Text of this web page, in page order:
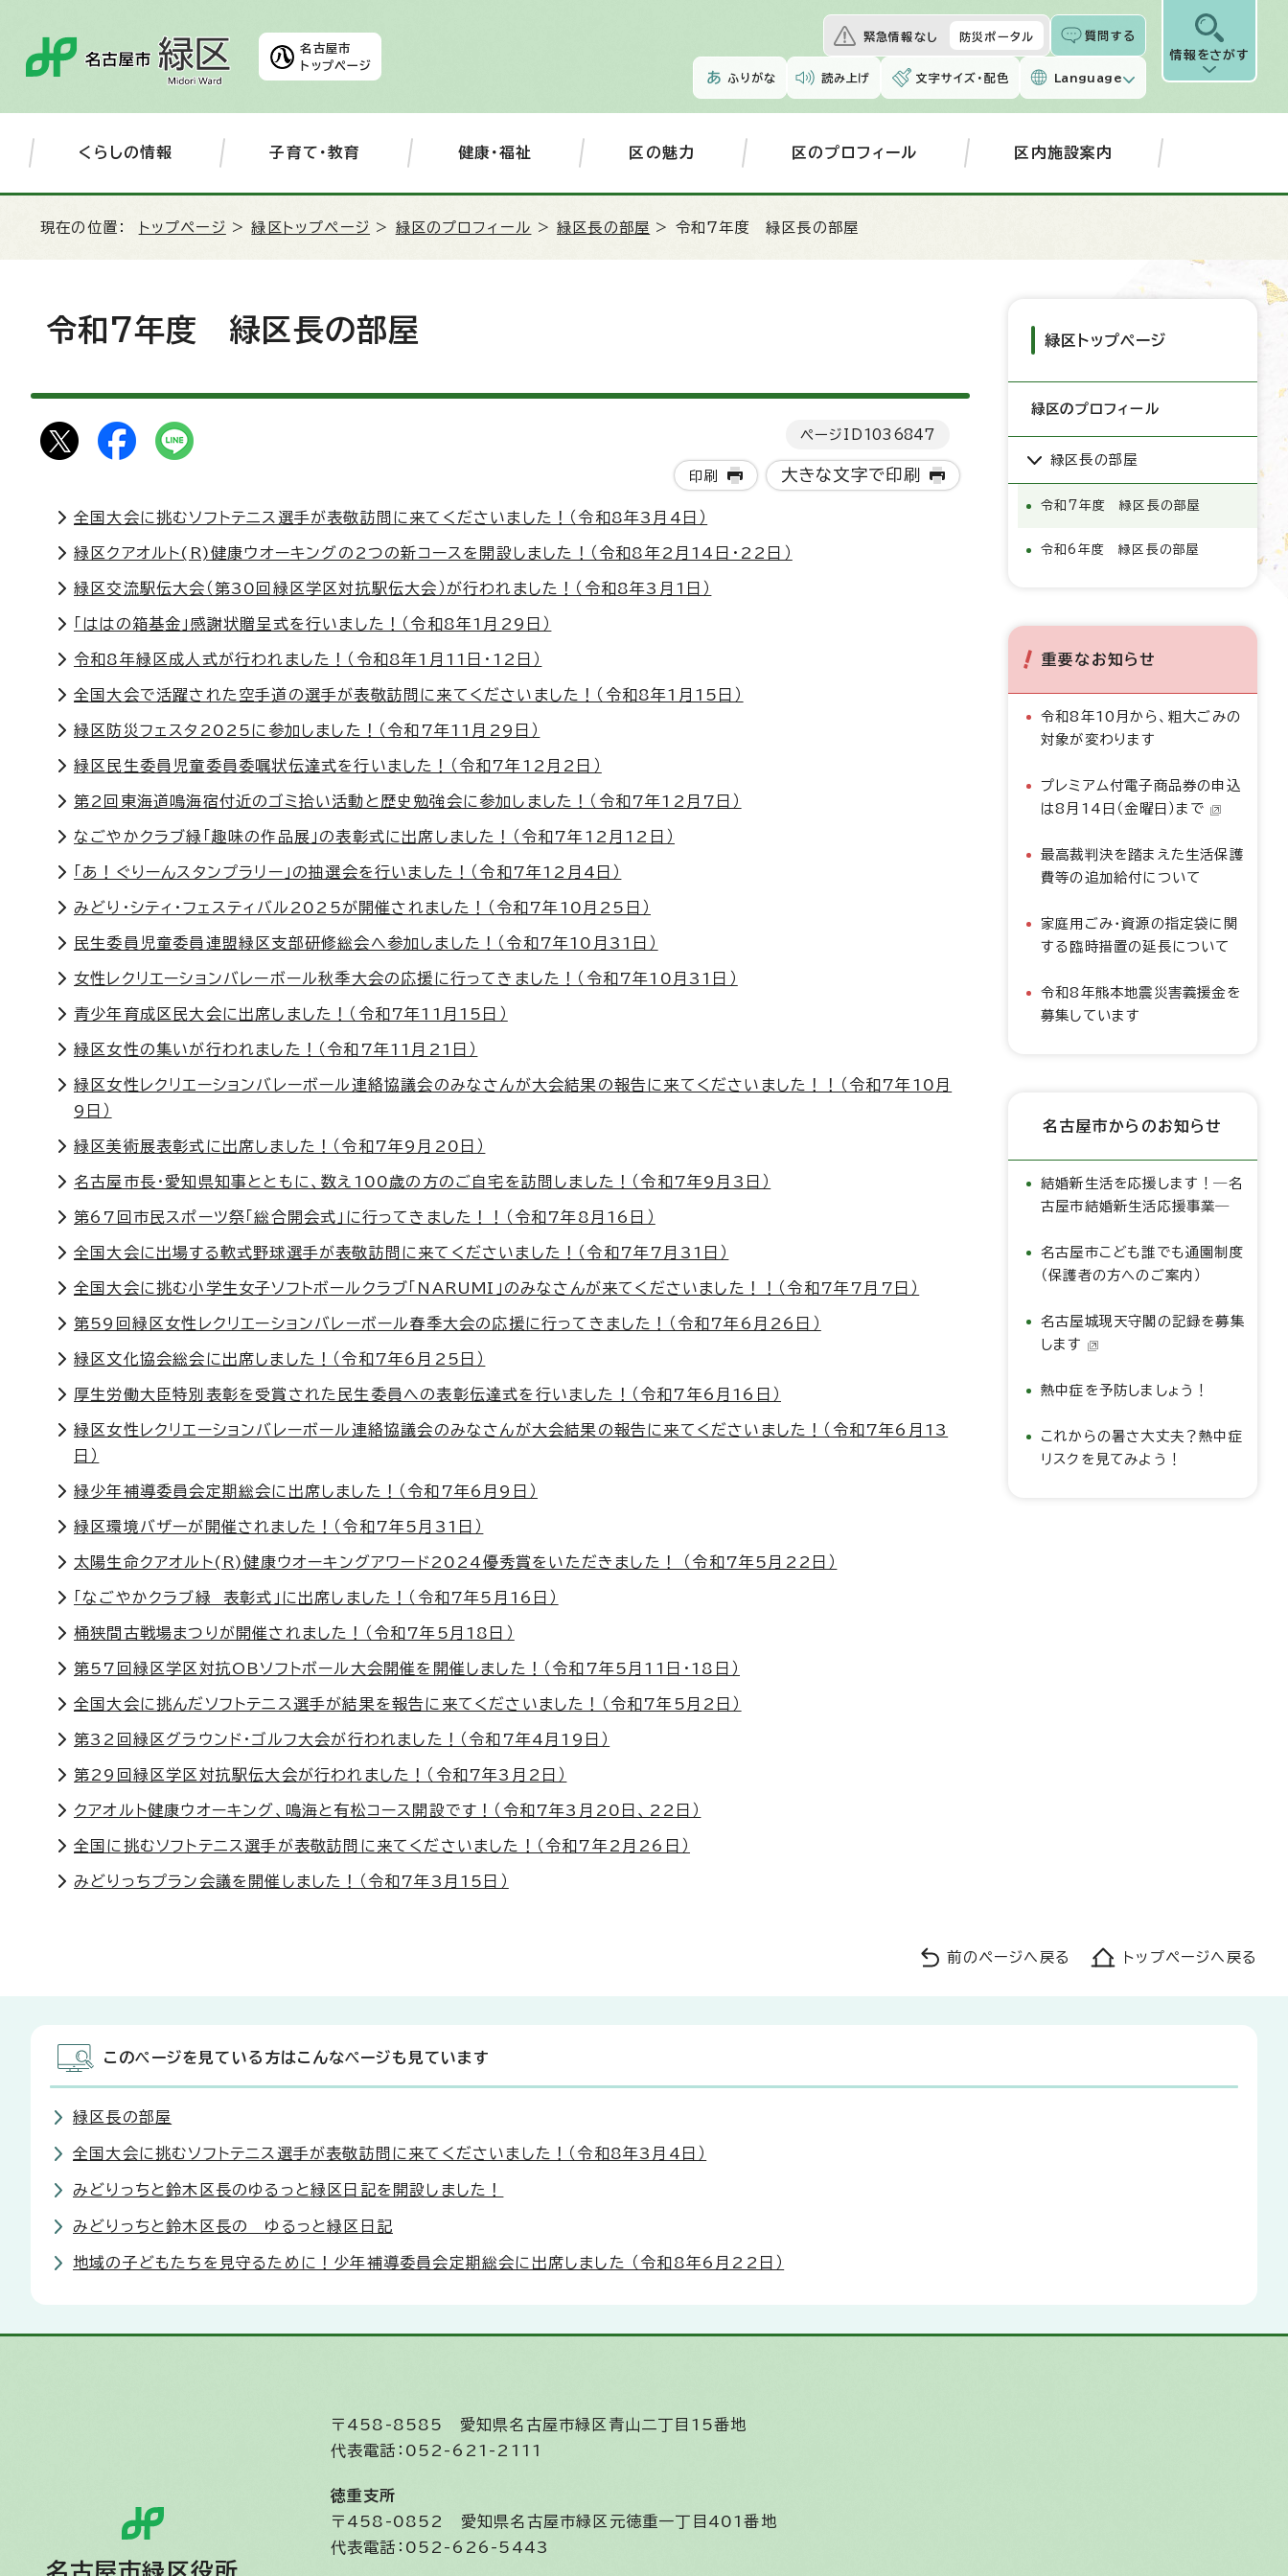
名古屋市
トップページ
緊急情報なし 防災ポータル 質問する
ふりがな 読み上げ 文字サイズ・配色 Language
情報をさがす
くらしの情報 子育て・教育 健康・福祉 区の魅力 区のプロフィール 区内施設案内
現在の位置： トップページ >緑区トップページ > 緑区のプロフィール >緑区長の部屋 > 令和7年度 緑区長の部屋
令和7年度 緑区長の部屋
ページID 1036847
印刷 大きな文字で印刷
全国大会に挑むソフトテニス選手が表敬訪問に来てくださいました！（令和8年3月4日）
緑区クアオルト(R)健康ウオーキングの2つの新コースを開設しました！（令和8年2月14日・22日）
緑区交流駅伝大会（第30回緑区学区対抗駅伝大会）が行われました！（令和8年3月1日）
「ははの箱基金」感謝状贈呈式を行いました！（令和8年1月29日）
令和8年緑区成人式が行われました！（令和8年1月11日・12日）
全国大会で活躍された空手道の選手が表敬訪問に来てくださいました！（令和8年1月15日）
緑区防災フェスタ2025に参加しました！（令和7年11月29日）
緑区民生委員児童委員委嘱状伝達式を行いました！（令和7年12月2日）
第2回東海道鳴海宿付近のゴミ拾い活動と歴史勉強会に参加しました！（令和7年12月7日）
なごやかクラブ緑「趣味の作品展」の表彰式に出席しました！（令和7年12月12日）
「あ！ぐりーんスタンプラリー」の抽選会を行いました！（令和7年12月4日）
みどり・シティ・フェスティバル2025が開催されました！（令和7年10月25日）
民生委員児童委員連盟緑区支部研修総会へ参加しました！（令和7年10月31日）
女性レクリエーションバレーボール秋季大会の応援に行ってきました！（令和7年10月31日）
青少年育成区民大会に出席しました！（令和7年11月15日）
緑区女性の集いが行われました！（令和7年11月21日）
緑区女性レクリエーションバレーボール連絡協議会のみなさんが大会結果の報告に来てくださいました！！（令和7年10月
9日）
緑区美術展表彰式に出席しました！（令和7年9月20日）
名古屋市長・愛知県知事とともに、数え100歳の方のご自宅を訪問しました！（令和7年9月3日）
第67回市民スポーツ祭「総合開会式」に行ってきました！！（令和7年8月16日）
全国大会に出場する軟式野球選手が表敬訪問に来てくださいました！（令和7年7月31日）
全国大会に挑む小学生女子ソフトボールクラブ「NARUMI」のみなさんが来てくださいました！！（令和7年7月7日）
第59回緑区女性レクリエーションバレーボール春季大会の応援に行ってきました！（令和7年6月26日）
緑区文化協会総会に出席しました！（令和7年6月25日）
厚生労働大臣特別表彰を受賞された民生委員への表彰伝達式を行いました！（令和7年6月16日）
緑区女性レクリエーションバレーボール連絡協議会のみなさんが大会結果の報告に来てくださいました！（令和7年6月13
日）
緑少年補導委員会定期総会に出席しました！（令和7年6月9日）
緑区環境バザーが開催されました！（令和7年5月31日）
太陽生命クアオルト(R)健康ウオーキングアワード2024優秀賞をいただきました！ （令和7年5月22日）
「なごやかクラブ緑 表彰式」に出席しました！（令和7年5月16日）
桶狭間古戦場まつりが開催されました！（令和7年5月18日）
第57回緑区学区対抗OBソフトボール大会開催を開催しました！（令和7年5月11日・18日）
全国大会に挑んだソフトテニス選手が結果を報告に来てくださいました！（令和7年5月2日）
第32回緑区グラウンド・ゴルフ大会が行われました！（令和7年4月19日）
第29回緑区学区対抗駅伝大会が行われました！（令和7年3月2日）
クアオルト健康ウオーキング、鳴海と有松コース開設です！（令和7年3月20日、22日）
全国に挑むソフトテニス選手が表敬訪問に来てくださいました！（令和7年2月26日）
みどりっちプラン会議を開催しました！（令和7年3月15日）
緑区トップページ
緑区のプロフィール
緑区長の部屋
令和7年度 緑区長の部屋
令和6年度 緑区長の部屋
重要なお知らせ
令和8年10月から、粗大ごみの
対象が変わります
プレミアム付電子商品券の申込
は8月14日（金曜日）まで
最高裁判決を踏まえた生活保護
費等の追加給付について
家庭用ごみ・資源の指定袋に関
する臨時措置の延長について
令和8年熊本地震災害義援金を
募集しています
名古屋市からのお知らせ
結婚新生活を応援します！―名
古屋市結婚新生活応援事業―
名古屋市こども誰でも通園制度
（保護者の方へのご案内）
名古屋城現天守閣の記録を募集
します
熱中症を予防しましょう！
これからの暑さ大丈夫？熱中症
リスクを見てみよう！
前のページへ戻る トップページへ戻る
このページを見ている方はこんなページも見ています
緑区長の部屋
全国大会に挑むソフトテニス選手が表敬訪問に来てくださいました！（令和8年3月4日）
みどりっちと鈴木区長のゆるっと緑区日記を開設しました！
みどりっちと鈴木区長の ゆるっと緑区日記
地域の子どもたちを見守るために！少年補導委員会定期総会に出席しました （令和8年6月22日）
名古屋市緑区役所
〒458-8585 愛知県名古屋市緑区青山二丁目15番地
代表電話：052-621-2111
徳重支所
〒458-0852 愛知県名古屋市緑区元徳重一丁目401番地
代表電話：052-626-5443